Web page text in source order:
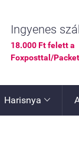
Ingyenes
18.000 Ft felett a
Foxposttal/
Harisnya 